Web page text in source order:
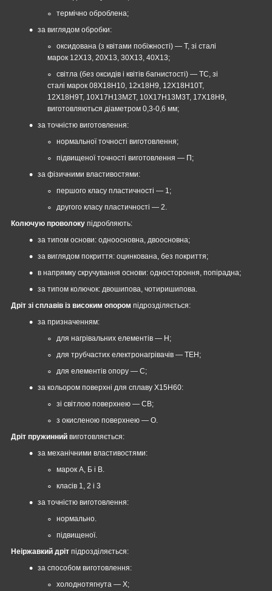
термічно оброблена;
за виглядом обробки:
оксидована (з квітами побіжності) — Т, зі сталі
марок 12Х13, 20Х13, 30Х13, 40Х13;
світла (без оксидів і квітів багнистості) — ТС, зі
сталі марок 08Х18Н10, 12х18Н9, 12Х18Н10Т,
12Х18Н9Т, 10Х17Н13М2Т, 10Х17Н13М3Т, 17Х18Н9,
виготовляються діаметром 0,3-0,6 мм;
за точністю виготовлення:
нормальної точності виготовлення;
підвищеної точності виготовлення — П;
за фізичними властивостями:
першого класу пластичності — 1;
другого класу пластичності — 2.
Колючую проволоку підробляють:
за типом основи: одноосновна, двоосновна;
за виглядом покриття: оцинкована, без покриття;
в напрямку скручування основи: одностороння, попірадна;
за типом колючок: двошипова, чотиришипова.
Дріт зі сплавів із високим опором підрозділяється:
за призначенням:
для нагрівальних елементів — Н;
для трубчастих електронагрівачів — ТЕН;
для елементів опору — С;
за кольором поверхні для сплаву Х15Н60:
зі світлою поверхнею — СВ;
з окисленою поверхнею — О.
Дріт пружинний виготовляється:
за механічними властивостями:
марок А, Б і В.
класів 1, 2 і 3
за точністю виготовлення:
нормально.
підвищеної.
Неіржавкий дріт підрозділяється:
за способом виготовлення:
холоднотягнута — Х;